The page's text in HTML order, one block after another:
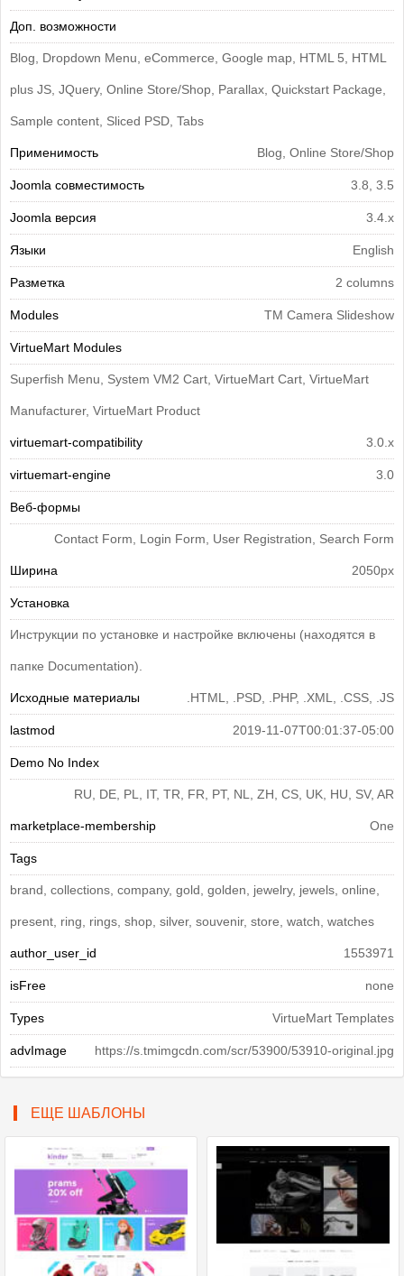
Доп. возможности
Blog, Dropdown Menu, eCommerce, Google map, HTML 5, HTML
plus JS, JQuery, Online Store/Shop, Parallax, Quickstart Package,
Sample content, Sliced PSD, Tabs
Применимость Blog, Online Store/Shop
Joomla совместимость 3.8, 3.5
Joomla версия 3.4.x
Языки English
Разметка 2 columns
Modules TM Camera Slideshow
VirtueMart Modules
Superfish Menu, System VM2 Cart, VirtueMart Cart, VirtueMart
Manufacturer, VirtueMart Product
virtuemart-compatibility 3.0.x
virtuemart-engine 3.0
Веб-формы
Contact Form, Login Form, User Registration, Search Form
Ширина 2050px
Установка
Инструкции по установке и настройке включены (находятся в
папке Documentation).
Исходные материалы .HTML, .PSD, .PHP, .XML, .CSS, .JS
lastmod 2019-11-07T00:01:37-05:00
Demo No Index
RU, DE, PL, IT, TR, FR, PT, NL, ZH, CS, UK, HU, SV, AR
marketplace-membership One
Tags
brand, collections, company, gold, golden, jewelry, jewels, online,
present, ring, rings, shop, silver, souvenir, store, watch, watches
author_user_id 1553971
isFree none
Types VirtueMart Templates
advImage https://s.tmimgcdn.com/scr/53900/53910-original.jpg
ЕЩЕ ШАБЛОНЫ